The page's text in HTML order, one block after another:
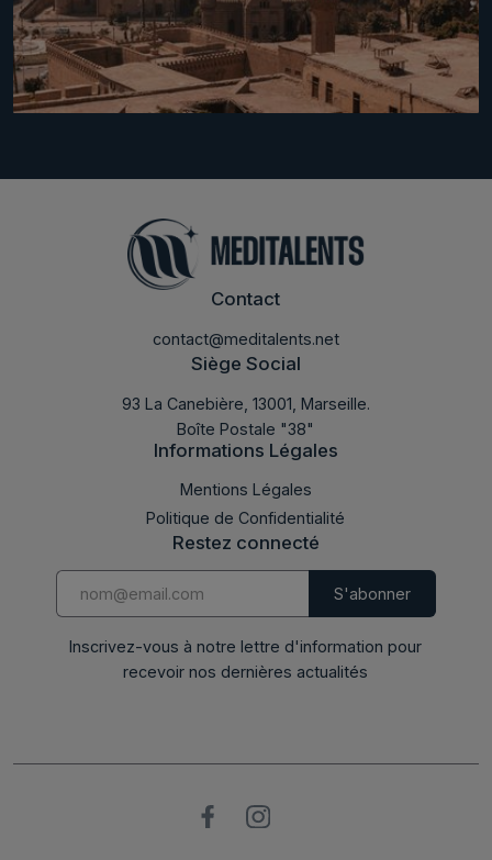
LABMED 2017
Contact
contact@meditalents.net
Siège Social
93 La Canebière, 13001, Marseille.
Boîte Postale "38"
Informations Légales
Mentions Légales
Politique de Confidentialité
Restez connecté
Inscrivez-vous à notre lettre d'information pour
recevoir nos dernières actualités